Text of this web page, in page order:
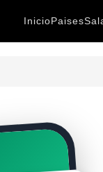
InicioPaises